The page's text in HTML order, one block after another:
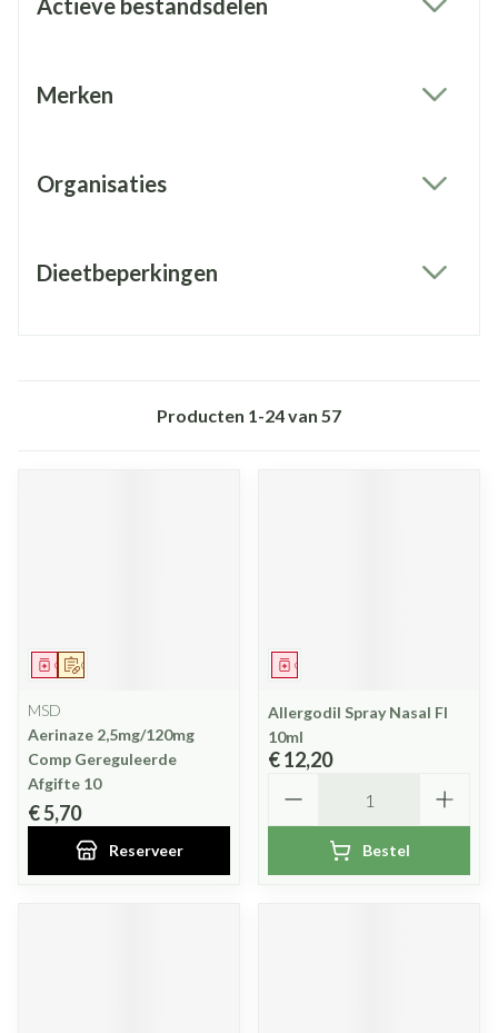
Actieve bestandsdelen
Merken
Organisaties
Dieetbeperkingen
Producten 1-24van 57
Op voorschrift
Geneesmiddel
MSD
Aerinaze 2,5mg/120mg
Comp Gereguleerde
Afgifte 10
€ 5,70
Reserveer
Geneesmiddel
Allergodil Spray Nasal Fl
10ml
€ 12,20
Bestel